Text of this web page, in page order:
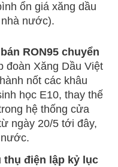
ổn giá xăng dầu
nước).
RON95 chuyển
đoàn Xăng Dầu Việt
nốt các khâu
học E10, thay thế
hệ thống cửa
ngày 20/5 tới đây,
thụ điện lập kỷ lục